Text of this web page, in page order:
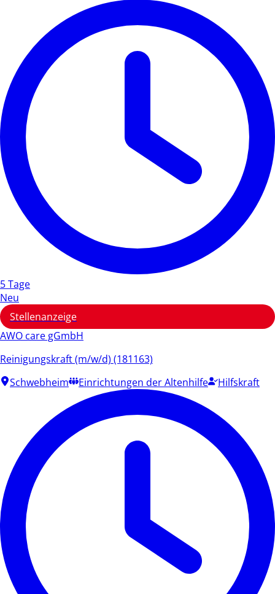
5 Tage
Neu
Stellenanzeige
AWO care gGmbH
Reinigungskraft (m/w/d) (181163)
Schwebheim
Einrichtungen der Altenhilfe Hilfskraft